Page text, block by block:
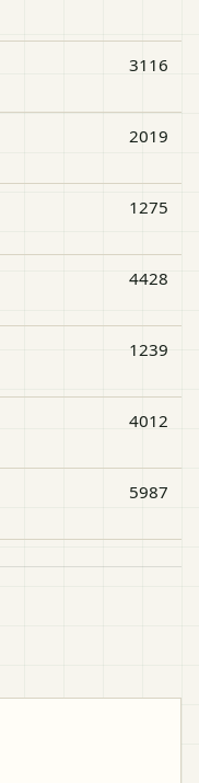
3116
2019
1275
4428
1239
4012
5987